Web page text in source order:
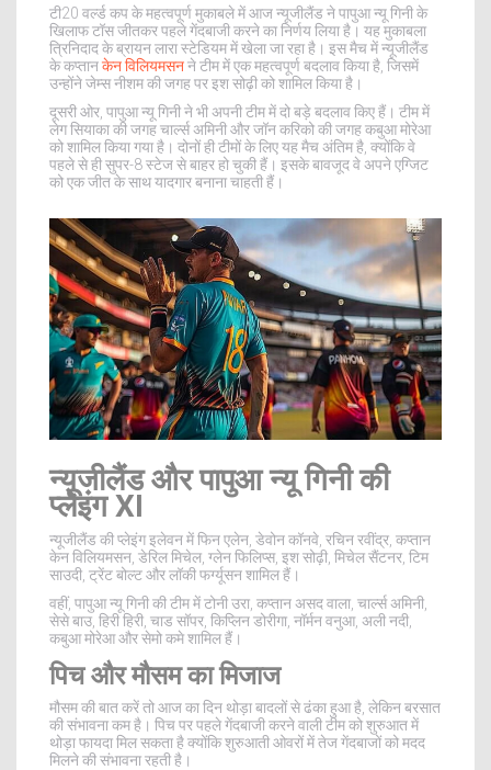
टी20 वर्ल्ड कप के महत्वपूर्ण मुकाबले में आज न्यूजीलैंड ने पापुआ न्यू गिनी के
खिलाफ टॉस जीतकर पहले गेंदबाजी करने का निर्णय लिया है। यह मुकाबला
त्रिनिदाद के ब्रायन लारा स्टेडियम में खेला जा रहा है। इस मैच में न्यूजीलैंड
के कप्तानकेन विलियमसनने टीम में एक महत्वपूर्ण बदलाव किया है, जिसमें
उन्होंने जेम्स नीशम की जगह पर इश सोढ़ी को शामिल किया है।
दूसरी ओर, पापुआ न्यू गिनी ने भी अपनी टीम में दो बड़े बदलाव किए हैं। टीम में
लेग सियाका की जगह चार्ल्स अमिनी और जॉन करिको की जगह कबुआ मोरेआ
को शामिल किया गया है। दोनों ही टीमों के लिए यह मैच अंतिम है, क्योंकि वे
पहले से ही सुपर-8 स्टेज से बाहर हो चुकी हैं। इसके बावजूद वे अपने एग्जिट
को एक जीत के साथ यादगार बनाना चाहती हैं।
न्यूजीलैंड और पापुआ न्यू गिनी की
प्लेइंग XI
न्यूजीलैंड की प्लेइंग इलेवन में फिन एलेन, डेवोन कॉनवे, रचिन रवींद्र, कप्तान
केन विलियमसन, डेरिल मिचेल, ग्लेन फिलिप्स, इश सोढ़ी, मिचेल सैंटनर, टिम
साउदी, ट्रेंट बोल्ट और लॉकी फर्ग्यूसन शामिल हैं।
वहीं, पापुआ न्यू गिनी की टीम में टोनी उरा, कप्तान असद वाला, चार्ल्स अमिनी,
सेसे बाउ, हिरी हिरी, चाड सॉपर, किप्लिन डोरीगा, नॉर्मन वनुआ, अली नदी,
कबुआ मोरेआ और सेमो कमे शामिल हैं।
पिच और मौसम का मिजाज
मौसम की बात करें तो आज का दिन थोड़ा बादलों से ढंका हुआ है, लेकिन बरसात
की संभावना कम है। पिच पर पहले गेंदबाजी करने वाली टीम को शुरुआत में
थोड़ा फायदा मिल सकता है क्योंकि शुरुआती ओवरों में तेज गेंदबाजों को मदद
मिलने की संभावना रहती है।